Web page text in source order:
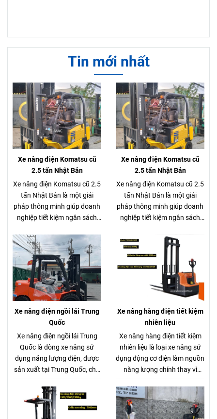
Tin mới nhất
Xe nâng điện Komatsu cũ
2.5 tấn Nhật Bản
Xe nâng điện Komatsu cũ 2.5
tấn Nhật Bản là một giải
pháp thông minh giúp doanh
nghiệp tiết kiệm ngân sách
hoạt động. Dòng xe nâng
điện Komatsu cũ 2.5 tấn
Nhật Bản là lựa chọn tối ưu
cho hầu hết các nhà máy, kho
bãi, xưởng sản xuất. Với tải
trọng nâng phù hợp, xe có
thể dễ dàng di chuyển và
nâng hạ nhiều loại hàng hóa
thùng hàng, v.v…
Xe nâng điện Komatsu cũ
2.5 tấn Nhật Bản
Xe nâng điện Komatsu cũ 2.5
tấn Nhật Bản là một giải
pháp thông minh giúp doanh
nghiệp tiết kiệm ngân sách
hoạt động. Dòng xe nâng
điện Komatsu cũ 2.5 tấn
Nhật Bản là lựa chọn tối ưu
cho hầu hết các nhà máy, kho
bãi, xưởng sản xuất. Với tải
trọng nâng phù hợp, xe có
thể dễ dàng di chuyển và
nâng hạ nhiều loại hàng hóa
thùng hàng, v.v…
Xe nâng điện ngồi lái Trung
Quốc
Xe nâng điện ngồi lái Trung
Quốc là dòng xe nâng sử
dụng năng lượng điện, được
sản xuất tại Trung Quốc, chủ
động nâng hạ hàng hóa
trong nhà kho, nhà máy, siêu
thị, bến bãi,... Xe nâng điện
Xe nâng hàng điện tiết kiệm
nhiên liệu
Xe nâng hàng điện tiết kiệm
nhiên liệu là loại xe nâng sử
dụng động cơ điện làm nguồn
năng lượng chính thay vì
nâng hàng điện tiết kiệm
nhiên liệu nguồn điện có thể
được cung cấp từ ắc quy chì-